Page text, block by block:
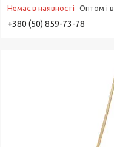
Немає в наявності Оптом і
+380 (50) 859-73-78